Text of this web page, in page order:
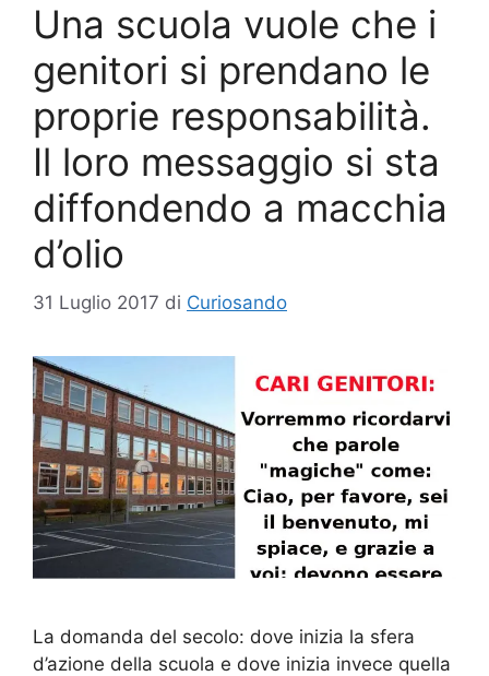
Una scuola vuole che i
genitori si prendano le
proprie responsabilità.
Il loro messaggio si sta
diffondendo a macchia
d’olio
31 Luglio 2017 di Curiosando
La domanda del secolo: dove inizia la sfera
d’azione della scuola e dove inizia invece quella